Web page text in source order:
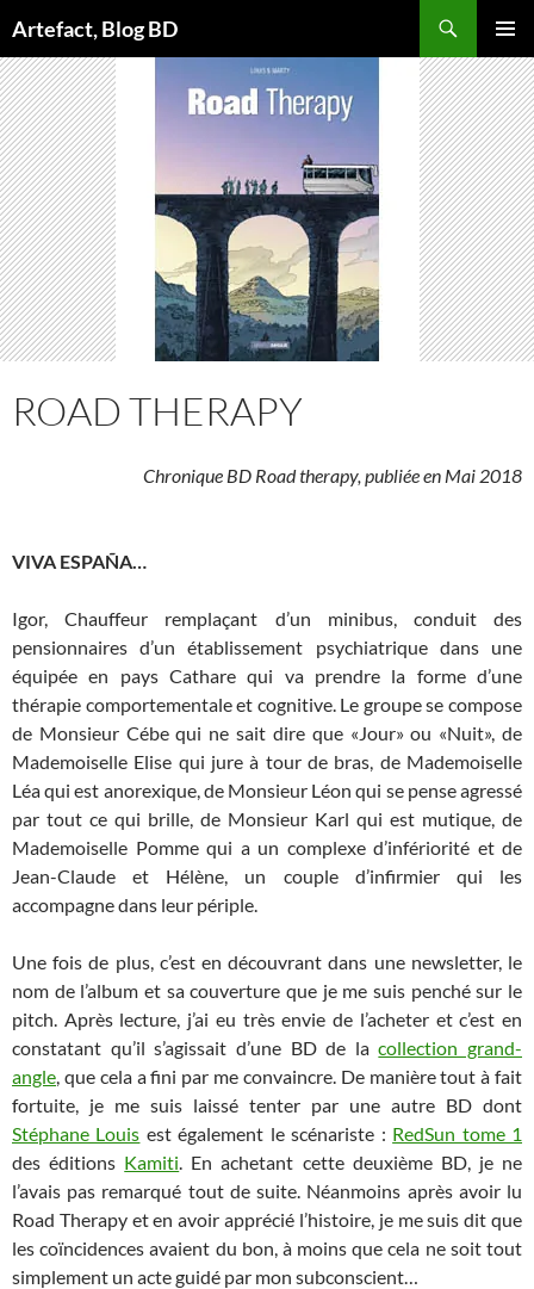
au
contenu
Artefact, Blog BD
MENU
ROAD THERAPY
Chronique BD Road therapy, publiée en Mai 2018
VIVA ESPAÑA…
Igor, Chauffeur remplaçant d’un minibus, conduit des
pensionnaires d’un établissement psychiatrique dans une
équipée en pays Cathare qui va prendre la forme d’une
thérapie comportementale et cognitive. Le groupe se compose
de Monsieur Cébe qui ne sait dire que «Jour» ou «Nuit», de
Mademoiselle Elise qui jure à tour de bras, de Mademoiselle
Léa qui est anorexique, de Monsieur Léon qui se pense agressé
par tout ce qui brille, de Monsieur Karl qui est mutique, de
Mademoiselle Pomme qui a un complexe d’infériorité et de
Jean-Claude et Hélène, un couple d’infirmier qui les
accompagne dans leur périple.
Une fois de plus, c’est en découvrant dans une newsletter, le
nom de l’album et sa couverture que je me suis penché sur le
pitch. Après lecture, j’ai eu très envie de l’acheter et c’est en
constatant qu’il s’agissait d’une BD de lacollection grand-
angle, que cela a fini par me convaincre. De manière tout à fait
fortuite, je me suis laissé tenter par une autre BD dont
Stéphane Louis est également le scénariste : RedSun tome 1
des éditions Kamiti. En achetant cette deuxième BD, je ne
l’avais pas remarqué tout de suite. Néanmoins après avoir lu
Road Therapy et en avoir apprécié l’histoire, je me suis dit que
les coïncidences avaient du bon, à moins que cela ne soit tout
simplement un acte guidé par mon subconscient…